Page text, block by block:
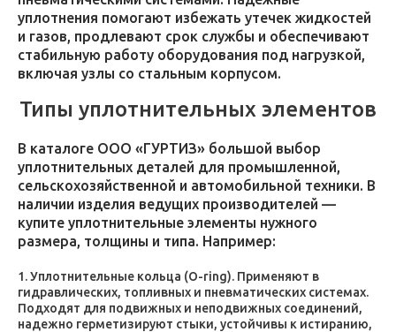
уплотнения помогают избежать утечек жидкостей
и газов, продлевают срок службы и обеспечивают
стабильную работу оборудования под нагрузкой,
включая узлы со стальным корпусом.
Типы уплотнительных элементов
В каталоге ООО «ГУРТИЗ» большой выбор
уплотнительных деталей для промышленной,
сельскохозяйственной и автомобильной техники. В
наличии изделия ведущих производителей —
купите уплотнительные элементы нужного
размера, толщины и типа. Например:
Уплотнительные кольца (O-ring). Применяют в
гидравлических, топливных и пневматических системах.
Подходят для подвижных и неподвижных соединений,
надежно герметизируют стыки, устойчивы к истиранию,